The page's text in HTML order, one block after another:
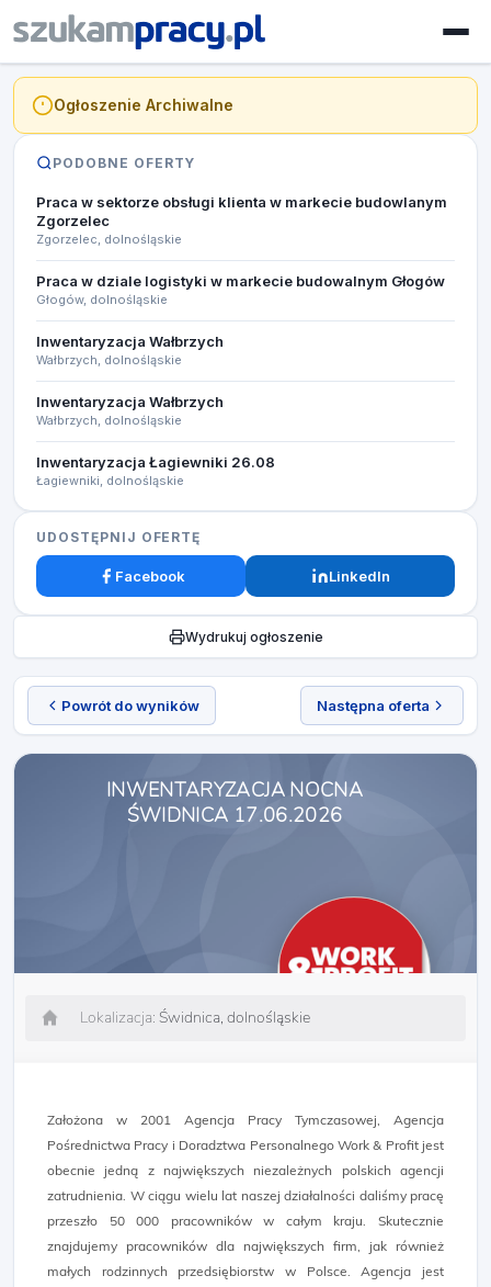
Powrót do wyników Następna oferta
INWENTARYZACJA NOCNA
ŚWIDNICA 17.06.2026​
Lokalizacja: Świdnica, dolnośląskie
Założona w 2001 Agencja Pracy Tymczasowej, Agencja
Pośrednictwa Pracy i Doradztwa Personalnego Work & Profit jest
obecnie jedną z największych niezależnych polskich agencji
zatrudnienia. W ciągu wielu lat naszej działalności daliśmy pracę
przeszło 50 000 pracowników w całym kraju. Skutecznie
znajdujemy pracowników dla największych firm, jak również
małych rodzinnych przedsiębiorstw w Polsce. Agencja jest
Ogłoszenie Archiwalne
PODOBNE OFERTY
Praca w sektorze obsługi klienta w markecie budowlanym
Zgorzelec
Zgorzelec, dolnośląskie
Praca w dziale logistyki w markecie budowalnym Głogów
Głogów, dolnośląskie
Inwentaryzacja Wałbrzych
Wałbrzych, dolnośląskie
Inwentaryzacja Wałbrzych
Wałbrzych, dolnośląskie
Inwentaryzacja Łagiewniki 26.08​
Łagiewniki, dolnośląskie
UDOSTĘPNIJ OFERTĘ
Facebook LinkedIn
Wydrukuj ogłoszenie